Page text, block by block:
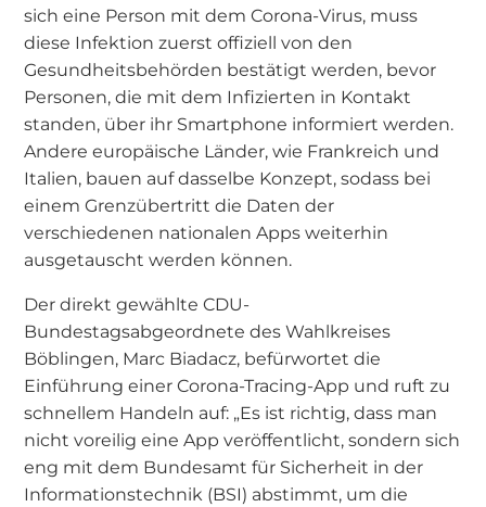
sich eine Person mit dem Corona-Virus, muss
diese Infektion zuerst offiziell von den
Gesundheitsbehörden bestätigt werden, bevor
Personen, die mit dem Infizierten in Kontakt
standen, über ihr Smartphone informiert werden.
Andere europäische Länder, wie Frankreich und
Italien, bauen auf dasselbe Konzept, sodass bei
einem Grenzübertritt die Daten der
verschiedenen nationalen Apps weiterhin
ausgetauscht werden können.
Der direkt gewählte CDU-
Bundestagsabgeordnete des Wahlkreises
Böblingen, Marc Biadacz, befürwortet die
Einführung einer Corona-Tracing-App und ruft zu
schnellem Handeln auf: „Es ist richtig, dass man
nicht voreilig eine App veröffentlicht, sondern sich
eng mit dem Bundesamt für Sicherheit in der
Informationstechnik (BSI) abstimmt, um die